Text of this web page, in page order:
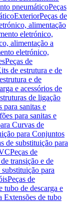
pneumáticoPeças
ExteriorPeças de
alimentação
eletrónico,
alimentação a
eletrónico,
Peças de
de estrutura e de
e de
e acessórios de
de ligação
para sanitas e
para sanitas e
Curvas de
para Conjuntos
de substituição para
Peças de
transição e de
substituição para
Peças de
tubo de descarga e
Extensões de tubo